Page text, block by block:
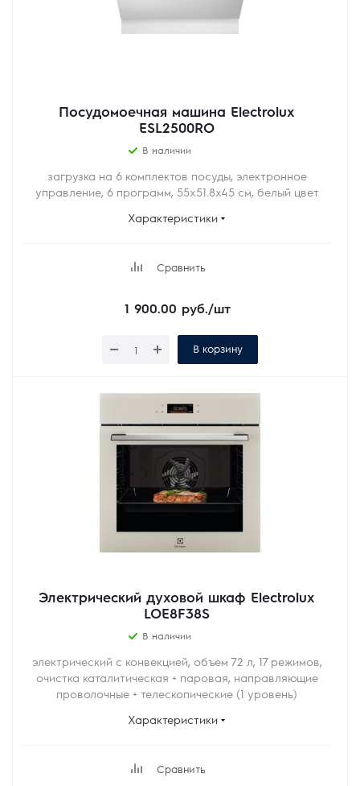
Посудомоечная машина Electrolux
ESL2500RO
В наличии
загрузка на 6 комплектов посуды, электронное
управление, 6 программ, 55x51.8x45 см, белый цвет
Характеристики
Сравнить
1 900.00 руб./шт
В корзину
Электрический духовой шкаф Electrolux
LOE8F38S
В наличии
электрический с конвекцией, объем 72 л, 17 режимов,
очистка каталитическая + паровая, направляющие
проволочные + телескопические (1 уровень)
Характеристики
Сравнить